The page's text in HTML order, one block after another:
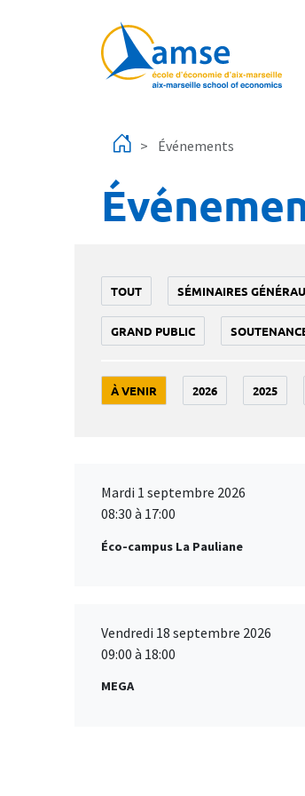
Événements
TOUT SÉMINAIRES
GRAND PUBLIC
À VENIR 2026 2025
Mardi 1 septembre 2026
08:30 à 17:00
Éco-campus La Pauliane
Vendredi 18 septembre 2026
09:00 à 18:00
MEGA